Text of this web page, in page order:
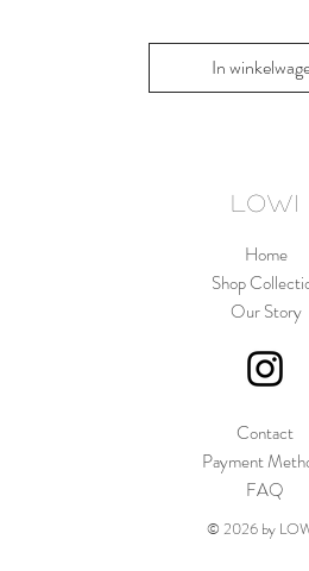
In
LOWI
Home
Shop
Our Story
Contact
Payment
FAQ
© 2026 by